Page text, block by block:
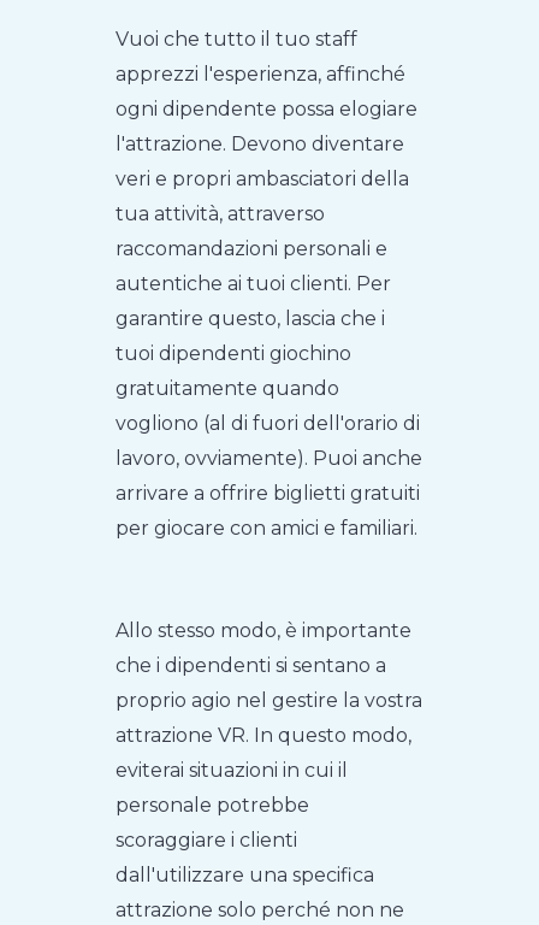
Vuoi che tutto il tuo staff
apprezzi l'esperienza, affinché
ogni dipendente possa elogiare
l'attrazione. Devono diventare
veri e propri ambasciatori della
tua attività, attraverso
raccomandazioni personali e
autentiche ai tuoi clienti. Per
garantire questo, lascia che i
tuoi dipendenti giochino
gratuitamente quando
vogliono (al di fuori dell'orario di
lavoro, ovviamente). Puoi anche
arrivare a offrire biglietti gratuiti
per giocare con amici e familiari.
Allo stesso modo, è importante
che i dipendenti si sentano a
proprio agio nel gestire la vostra
attrazione VR. In questo modo,
eviterai situazioni in cui il
personale potrebbe
scoraggiare i clienti
dall'utilizzare una specifica
attrazione solo perché non ne